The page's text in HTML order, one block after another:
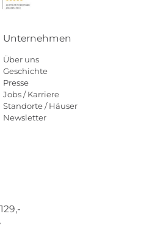
Unternehmen
Über uns
Geschichte
Presse
Jobs / Karriere
Standorte / Häuser
Newsletter